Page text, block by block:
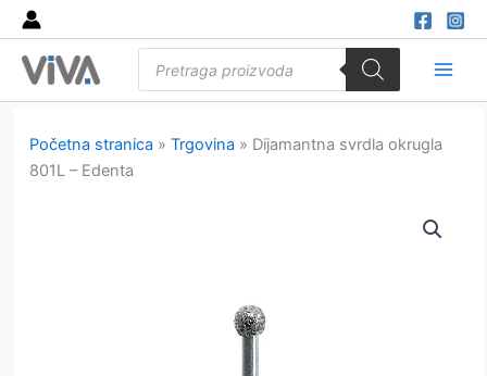
Skip
to
content
search
Početna stranica »Trgovina » Dijamantna svrdla okrugla
801L – Edenta